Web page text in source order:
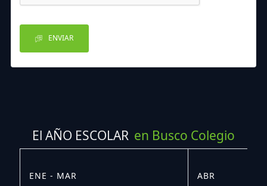
ENVIAR
El AÑO ESCOLAR en Busco Colegio
ENE - MAR ABR